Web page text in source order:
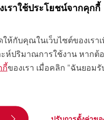
เราใช้ประโยชน์จากคุกกี้
กับคุณในเว็บไซต์ของเรา
ห์ปริมาณการใช้งาน หากต้อ
กี้ของเรา เมื่อคลิก "ฉันยอ
จัดส่